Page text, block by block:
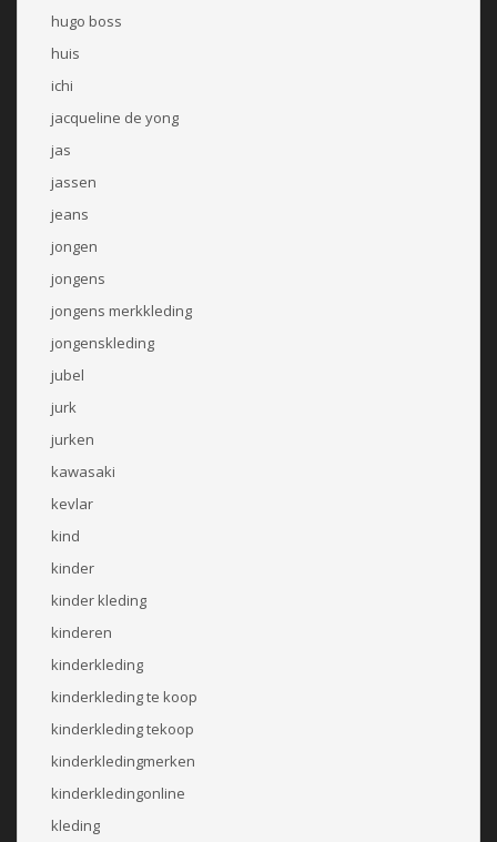
hugo boss
huis
ichi
jacqueline de yong
jas
jassen
jeans
jongen
jongens
jongens merkkleding
jongenskleding
jubel
jurk
jurken
kawasaki
kevlar
kind
kinder
kinder kleding
kinderen
kinderkleding
kinderkleding te koop
kinderkleding tekoop
kinderkledingmerken
kinderkledingonline
kleding